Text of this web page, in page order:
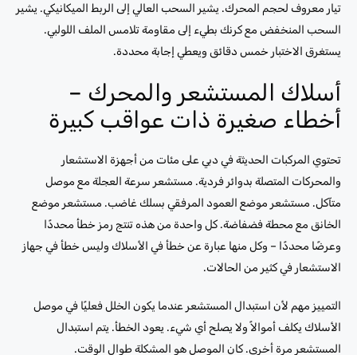
تيار معروف لحجم المحرك. يشير السحب العالي إلى الربط الميكانيكي. يشير
السحب المنخفض مع كرنك بطيء إلى مقاومة تلامس الملف اللولبي.
يستغرق الاختبار خمس دقائق ويعطي إجابة محددة.
أسلاك المستشعر والمحرك –
أخطاء صغيرة ذات عواقب كبيرة
تحتوي المركبات الحديثة في دبي على مئات من أجهزة الاستشعار
والمحركات المتصلة بدوائر فردية. مستشعر سرعة العجلة مع موصل
متآكل. مستشعر موضع العمود المرفقي بسلك غاضب. مستشعر موضع
الخانق مع محطة فضفاضة. كل واحدة من هذه تنتج رمز خطأ محددًا
وعرضًا محددًا – وكل منها عبارة عن خطأ في الأسلاك وليس خطأ في جهاز
الاستشعار في كثير من الحالات.
التمييز مهم لأن استبدال المستشعر عندما يكون الخلل فعليًا في موصل
الأسلاك يكلف أموالاً ولا يصلح أي شيء. يعود الخطأ. يتم استبدال
المستشعر مرة أخرى. كان الموصل هو المشكلة طوال الوقت.